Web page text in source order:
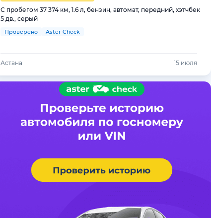
С пробегом 37 374 км, 1.6 л, бензин, автомат, передний, хэтчбек
5 дв., серый
Проверено Aster Check
Астана 15 июля